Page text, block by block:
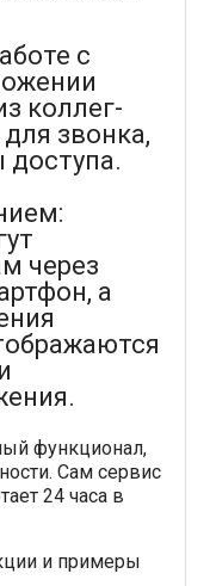
с
коллег-
звонка,
доступа.
через
а
функционал,
Сам сервис
24 часа в
и примеры